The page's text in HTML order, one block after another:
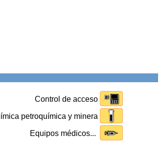
Control de acceso
petroquímica y minera
Equipos médicos...